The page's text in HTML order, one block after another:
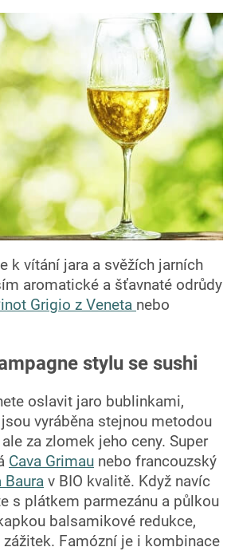
k vítání jara a svěžích jarních
aromatické a šťavnaté odrůdy
Grigio z Veneta nebo
stylu se sushi
oslavit jaro bublinkami,
vyráběna stejnou metodou
za zlomek jeho ceny. Super
Cava Grimau nebo francouzský
Baura v BIO kvalitě. Když navíc
s plátkem parmezánu a půlkou
balsamikové redukce,
Famózní je i kombinace